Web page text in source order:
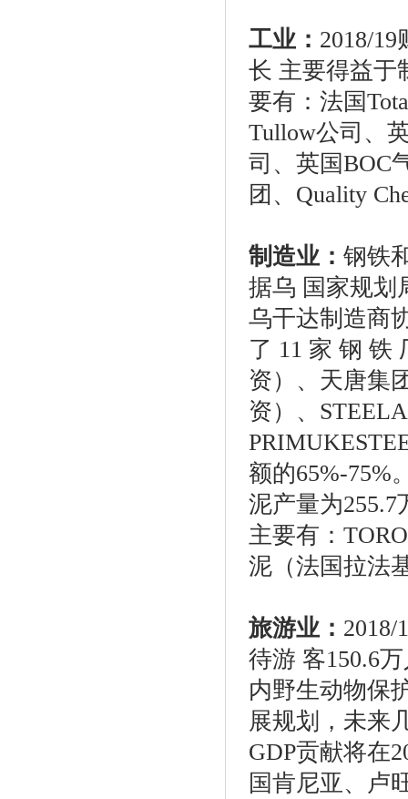
工业 ： 2018/
长 主要得益于
要有：法国
Tullow公司、
司、英国BOC
团、Quality
制造业 ： 钢铁
据乌 国家规划
乌干达制造商
了 11 家 钢 铁
资）、天唐集
资）、
额的65%-75%
泥产量为255.7
主要有：
泥（法国拉法
旅游业 ：
待游 客150.6
内野生动物保
展规划，未来
GDP贡献将在
国肯尼亚、卢